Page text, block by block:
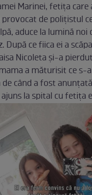
Marinei, fetița
de polițistul
aduce la lumină
După ce fiica ei a
Nicoleta și-a
a măturisit ce s-
când a fost
la spital cu fetița